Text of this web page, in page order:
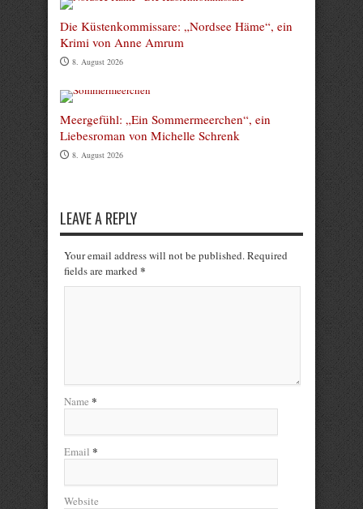
Die Küstenkommissare: „Nordsee Häme“, ein
Krimi von Anne Amrum
8. August 2026
Meergefühl: „Ein Sommermeerchen“, ein
Liebesroman von Michelle Schrenk
8. August 2026
LEAVE A REPLY
Your email address will not be published. Required
fields are marked *
Name *
Email *
Website